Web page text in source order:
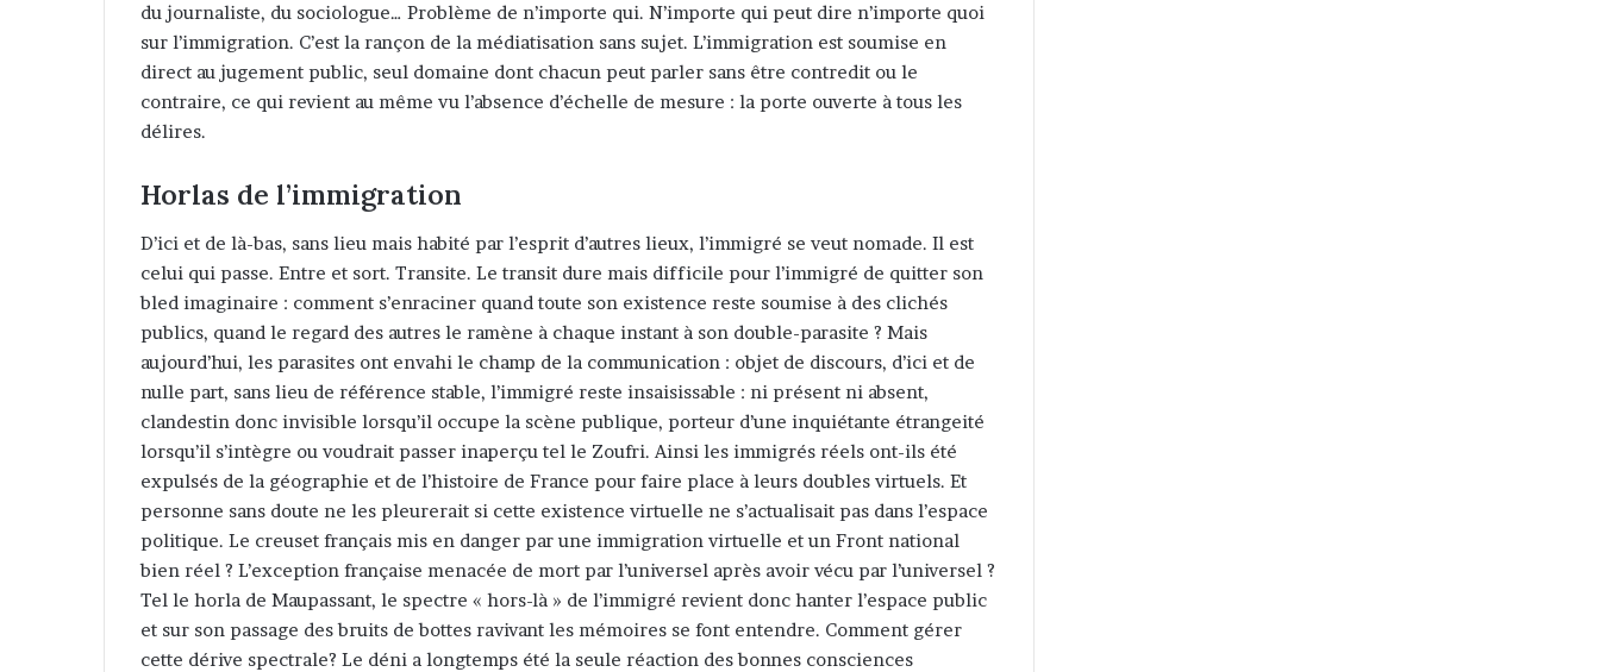
du journaliste, du sociologue… Problème de n’importe qui. N’importe qui peut dire n’importe quoi
sur l’immigration. C’est la rançon de la médiatisation sans sujet. L’immigration est soumise en
direct au jugement public, seul domaine dont chacun peut parler sans être contredit ou le
contraire, ce qui revient au même vu l’absence d’échelle de mesure : la porte ouverte à tous les
délires.
Horlas de l’immigration
D’ici et de là-bas, sans lieu mais habité par l’esprit d’autres lieux, l’immigré se veut nomade. Il est
celui qui passe. Entre et sort. Transite. Le transit dure mais difficile pour l’immigré de quitter son
bled imaginaire : comment s’enraciner quand toute son existence reste soumise à des clichés
publics, quand le regard des autres le ramène à chaque instant à son double-parasite ? Mais
aujourd’hui, les parasites ont envahi le champ de la communication : objet de discours, d’ici et de
nulle part, sans lieu de référence stable, l’immigré reste insaisissable : ni présent ni absent,
clandestin donc invisible lorsqu’il occupe la scène publique, porteur d’une inquiétante étrangeité
lorsqu’il s’intègre ou voudrait passer inaperçu tel le Zoufri. Ainsi les immigrés réels ont-ils été
expulsés de la géographie et de l’histoire de France pour faire place à leurs doubles virtuels. Et
personne sans doute ne les pleurerait si cette existence virtuelle ne s’actualisait pas dans l’espace
politique. Le creuset français mis en danger par une immigration virtuelle et un Front national
bien réel ? L’exception française menacée de mort par l’universel après avoir vécu par l’universel ?
Tel le horla de Maupassant, le spectre « hors-là » de l’immigré revient donc hanter l’espace public
et sur son passage des bruits de bottes ravivant les mémoires se font entendre. Comment gérer
cette dérive spectrale? Le déni a longtemps été la seule réaction des bonnes consciences